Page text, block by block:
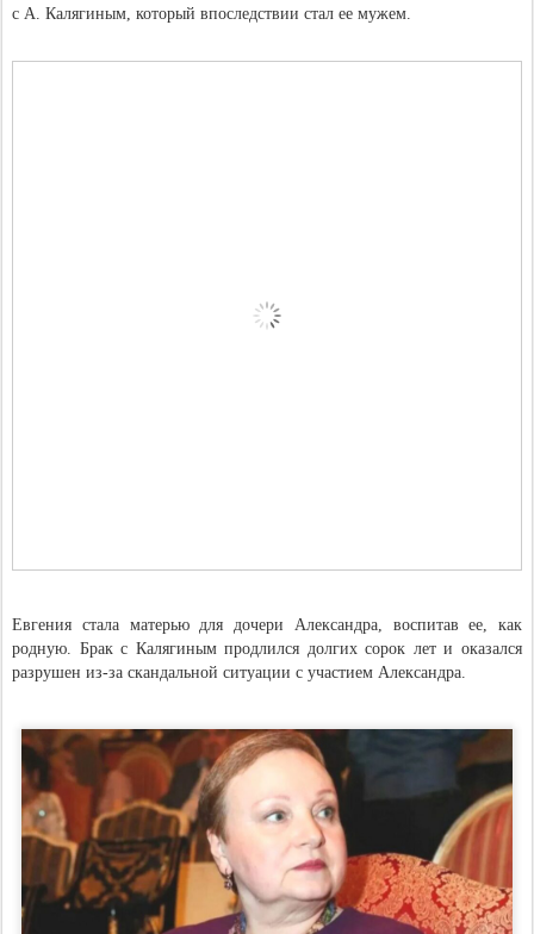
с А. Калягиным, который впоследствии стал ее мужем.
Евгения стала матерью для дочери Александра, воспитав ее, как
родную. Брак с Калягиным продлился долгих сорок лет и оказался
разрушен из-за скандальной ситуации с участием Александра.